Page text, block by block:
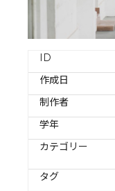
ID
作成日
制作者
学年
カテゴリー
タグ